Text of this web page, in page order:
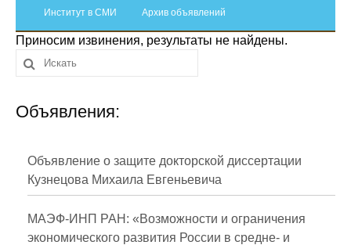
Отчетность
Противодействие коррупции
Материалы для СМИ
Публикации
Научная жизнь
Институт в СМИ Архив объявлений
Приносим извинения, результаты не найдены.
Объявления:
Объявление о защите докторской диссертации
Кузнецова Михаила Евгеньевича
МАЭФ-ИНП РАН: «Возможности и ограничения
экономического развития России в средне- и